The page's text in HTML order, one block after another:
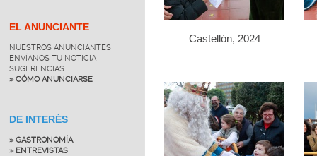
EL ANUNCIANTE
NUESTROS ANUNCIANTES
ENVÍANOS TU NOTICIA
SUGERENCIAS
» CÓMO ANUNCIARSE
DE INTERÉS
» GASTRONOMÍA
» ENTREVISTAS
Castellón, 2024